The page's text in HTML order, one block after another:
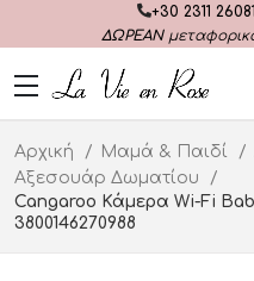
+30 2311
ΔΩΡΕΑΝ
Αρχική Μαμά & Παιδί
Αξεσουάρ Δωματίου
Cangaroo Κάμερα Wi-Fi
3800146270988